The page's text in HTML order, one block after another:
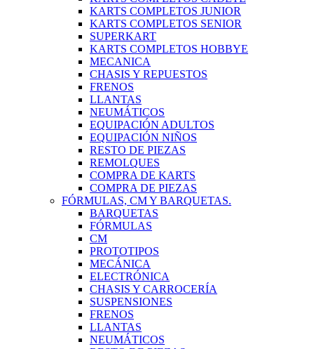
KARTS COMPLETOS JUNIOR
KARTS COMPLETOS SENIOR
SUPERKART
KARTS COMPLETOS HOBBYE
MECANICA
CHASIS Y REPUESTOS
FRENOS
LLANTAS
NEUMÁTICOS
EQUIPACIÓN ADULTOS
EQUIPACIÓN NIÑOS
RESTO DE PIEZAS
REMOLQUES
COMPRA DE KARTS
COMPRA DE PIEZAS
FÓRMULAS, CM Y BARQUETAS.
BARQUETAS
FÓRMULAS
CM
PROTOTIPOS
MECÁNICA
ELECTRÓNICA
CHASIS Y CARROCERÍA
SUSPENSIONES
FRENOS
LLANTAS
NEUMÁTICOS